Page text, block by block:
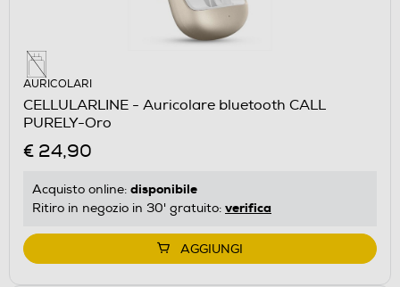
AURICOLARI
CELLULARLINE - Auricolare bluetooth CALL
PURELY-Oro
€ 24,90
Acquisto online: disponibile
Ritiro in negozio in 30' gratuito: verifica
AGGIUNGI